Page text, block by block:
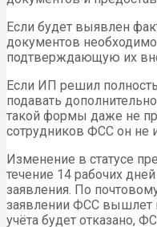
Если будет выявлен
документов
подтверждающую их
Если ИП решил
подавать
такой формы даже не
сотрудников ФСС он не
Изменение в статусе
течение 14 рабочих
заявления. По
заявлении ФСС вышлет
учёта будет отказано,